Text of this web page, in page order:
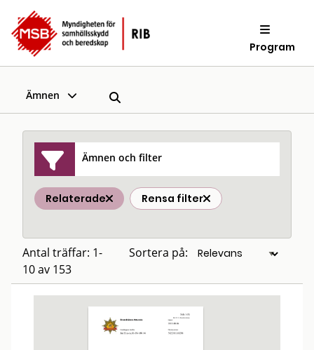
Program
Ämnen
Ämnen och filter
Relaterade Rensa filter
Antal träffar: 1-
10 av 153
Sortera på: